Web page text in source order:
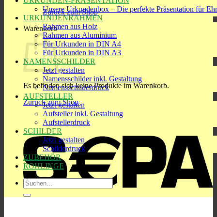
Zurück zum Shop
Warenkorb
Es befinden sich keine Produkte im Warenkorb.
Zurück zum Shop
Unsere Urkundenbox – Die perfekte Präsentation für
URKUNDENRAHMEN
Rahmen aus Holz
Rahmen aus Aluminium
Für Urkunden in DIN A4
Für Urkunden in DIN A3
NAMENSSCHILDER
Jetzt gestalten
Namensschilder inkl. Gestaltung
Namensschilderdruck
AUFSTELLER
Jetzt gestalten
Aufsteller inkl. Gestaltung
Aufstellerdruck
SCHILDER
Jetzt gestalten
Schilderdruck
ZUBEHÖR
ROHLINGE
Suchen
nach: